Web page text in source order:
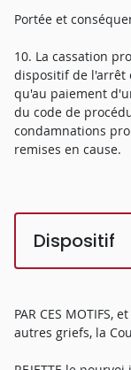
Portée et
10. La cassation
dispositif de l'arrêt
qu'au paiement
du code de
condamnations
remises en cause.
Dispositif
PAR CES
autres griefs, la